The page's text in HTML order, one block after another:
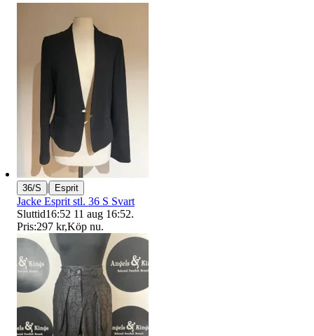
36/S | Esprit
Jacke Esprit stl. 36 S Svart
Sluttid16:52 11 aug 16:52.
Pris:297 kr,Köp nu.